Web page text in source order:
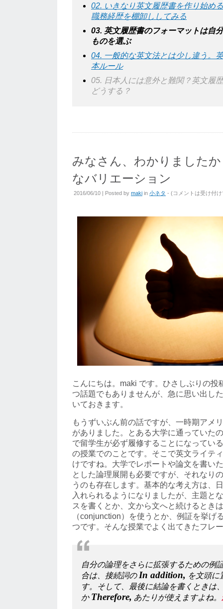
02. いきなり英文履歴書を作り始め
職務経歴を棚卸ししてみる
03. 英文履歴書のフォーマットは自
ものを選ぶ
04. 一般的な英文法とは少し違う。
本ルール
05. 日本人には意外と難関？英文履
どうする？
みなさん、わかりました
なバリエーション
2016/06/10 | Posted by maki in 小ネタ - (コメントは受け付
こんにちは。maki です。ひさしぶりの投
つ話題でもありませんが、急に思い出し
いておきます。
もうずいぶん前の話ですが、一時期アメ
がありました。とある大学に通っていた
で留学生が必ず履修することになってい
の授業でのことです。そこで英文ライテ
けですね。大学でレポートや論文を書い
とした論理展開も必要ですが、それなり
うのも存在します。基本的な考え方は、
入れられるようになりましたが、主題と
スを書くとか、文から文へと続けるとき
（conjunction）を使うとか、例証を挙
つです。そんな授業でよく出てきたフレ
自分の論理をさらに拡張するための例
合は、接続詞の In addition, を文頭に
す。そして、最後に結論を書くときは
か Therefore, あたりが使えますよね。